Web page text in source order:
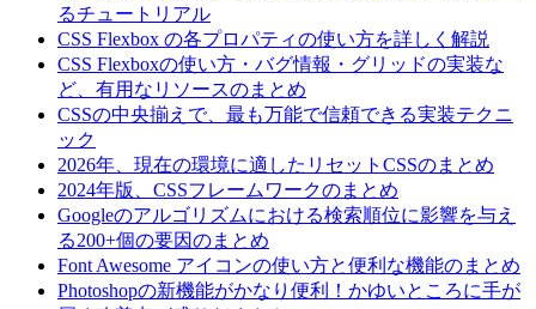
るチュートリアル
CSS Flexbox の各プロパティの使い方を詳しく解説
CSS Flexboxの使い方・バグ情報・グリッドの実装な
ど、有用なリソースのまとめ
CSSの中央揃えで、最も万能で信頼できる実装テクニ
ック
2026年、現在の環境に適したリセットCSSのまとめ
2024年版、CSSフレームワークのまとめ
Googleのアルゴリズムにおける検索順位に影響を与え
る200+個の要因のまとめ
Font Awesome アイコンの使い方と便利な機能のまとめ
Photoshopの新機能がかなり便利！かゆいところに手が